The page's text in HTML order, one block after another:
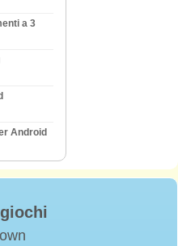
a 3
Android